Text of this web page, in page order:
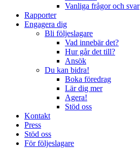
Vanliga frågor och svar
Rapporter
Engagera dig
Bli följeslagare
Vad innebär det?
Hur går det till?
Ansök
Du kan bidra!
Boka föredrag
Lär dig mer
Agera!
Stöd oss
Kontakt
Press
Stöd oss
För följeslagare